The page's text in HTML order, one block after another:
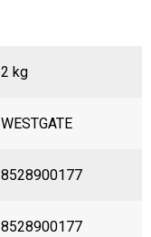
2 kg
WESTGATE
8528900177
8528900177